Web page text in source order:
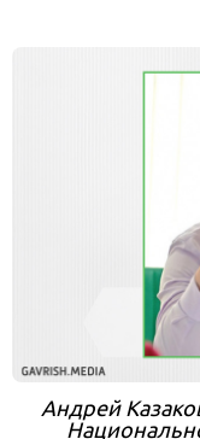
Андрей